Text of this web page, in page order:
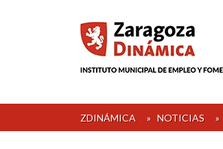
ZDINÁMICA » NOTICIAS »